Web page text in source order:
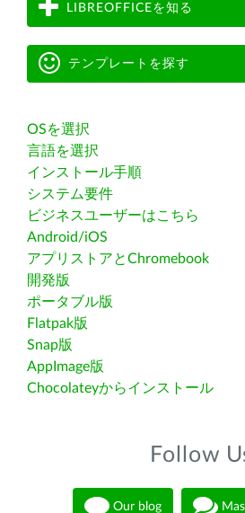
LIBREOFFICEを知る
テンプレートを探す
OSを選択
言語を選択
インストール手順
システム要件
ビジネスユーザーはこちら
Android/iOS
アプリストアとChromebook
開発版
ポータブル版
Flatpak版
Snap版
AppImage版
Chocolateyからインストール
Follow
Our blog